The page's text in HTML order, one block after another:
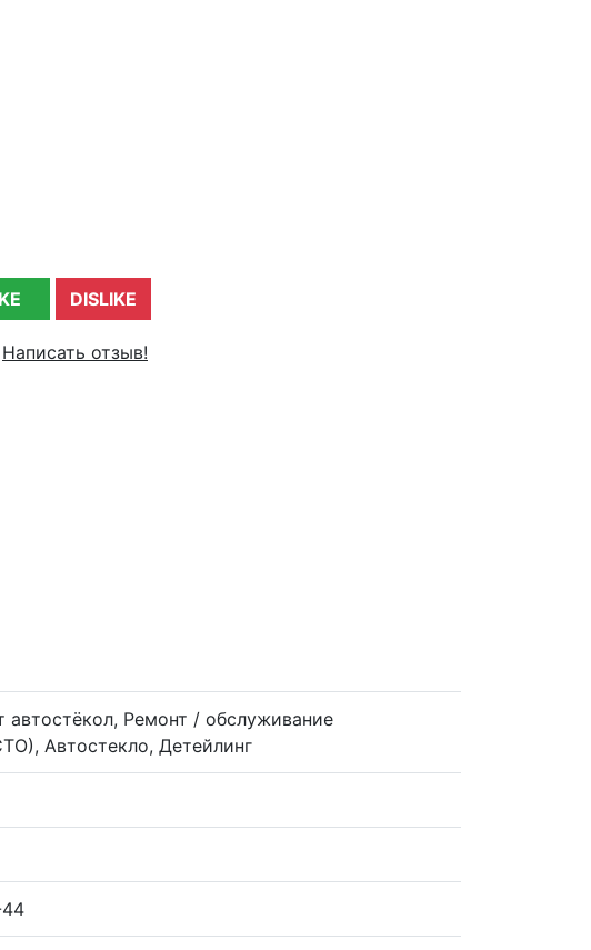
DISLIKE
Написать отзыв!
Ремонт / обслуживание
Автостекло, Детейлинг